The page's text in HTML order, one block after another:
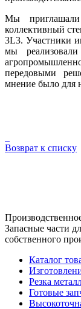
Мы приглашали
коллективный
3L3. Участники
мы
передовыми
мнение было для
Возврат к списку
Запасные части
собственного
Каталог
Резка
Готовые